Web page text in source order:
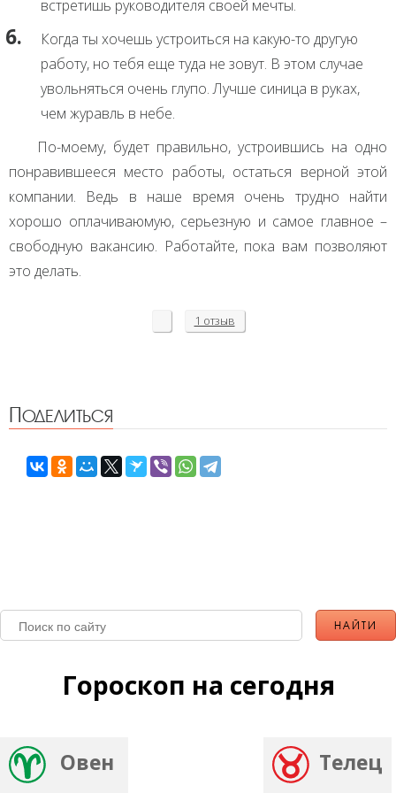
встретишь руководителя своей мечты.
Когда ты хочешь устроиться на какую-то другую
работу, но тебя еще туда не зовут. В этом случае
увольняться очень глупо. Лучше синица в руках,
чем журавль в небе.
По-моему, будет правильно, устроившись на одно
понравившееся место работы, остаться верной этой
компании. Ведь в наше время очень трудно найти
хорошо оплачиваюмую, серьезную и самое главное –
свободную вакансию. Работайте, пока вам позволяют
это делать.
1 отзыв
Поделиться
Гороскоп на сегодня
Овен Телец